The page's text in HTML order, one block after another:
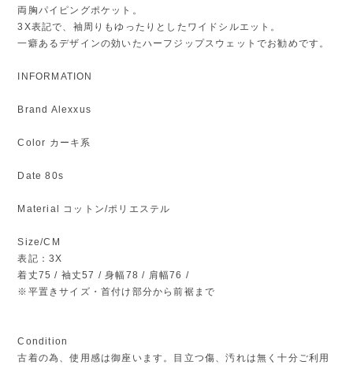
両胸パイピングポケット。
3X表記で、袖周りもゆったりとしたワイドシルエット。
一癖あるデザインの効いたハーフジップスウェットでお勧めです。
INFORMATION
Brand Alexxus
Color カーキ系
Date 80s
Material コットン/ポリエステル
Size/CM
表記：3X
着丈75 / 袖丈57 / 身幅78 / 肩幅76 /
※平置きサイズ・首付け部分から前裾まで
Condition
古着の為、使用感は御座います。目立つ傷、汚れは無く十分ご利用